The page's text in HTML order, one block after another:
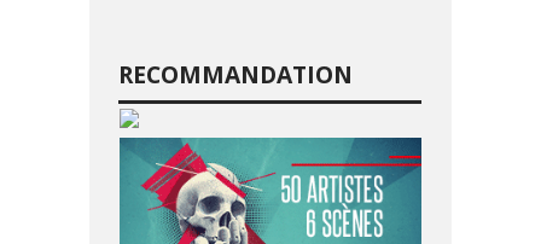
RECOMMANDATION